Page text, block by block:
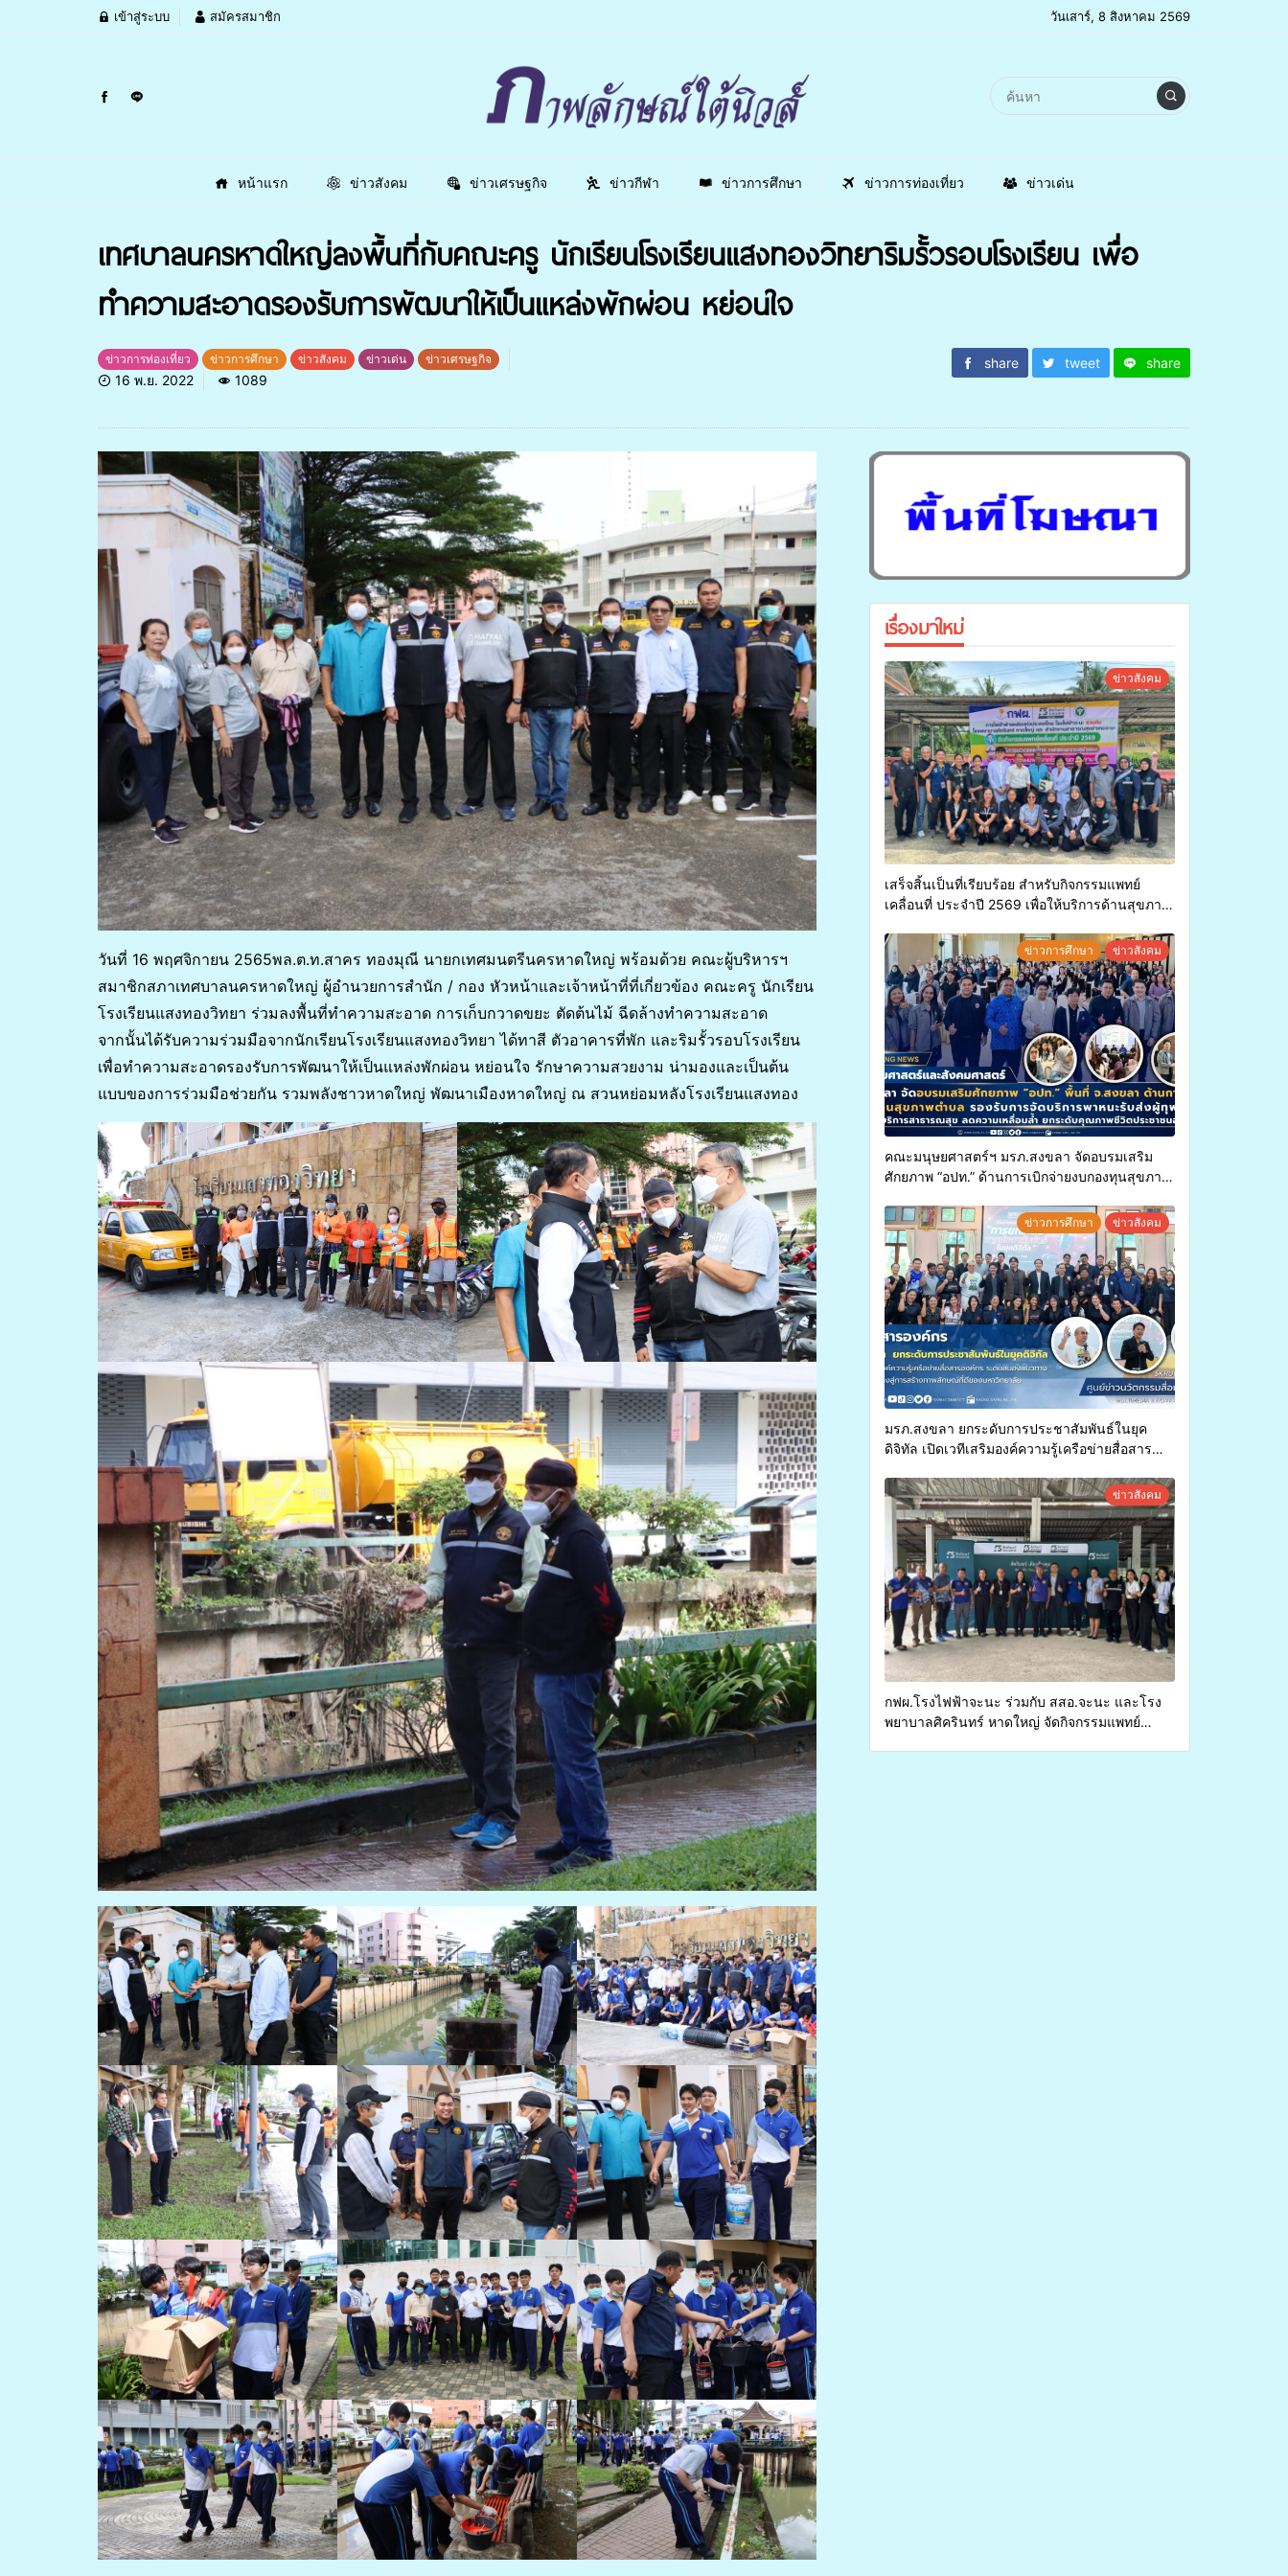
เข้าสู่ระบบ สมัครสมาชิก วันเสาร์, 8 สิงหาคม 2569
หน้าแรก ข่าวสังคม ข่าวเศรษฐกิจ ข่าวกีฬา ข่าวการศึกษา ข่าวการท่องเที่ยว ข่าวเด่น
เทศบาลนครหาดใหญ่ลงพื้นที่กับคณะครู นักเรียนโรงเรียนแสงทองวิทยาริมรั้วรอบโรงเรียน เพื่อ
ทำความสะอาดรองรับการพัฒนาให้เป็นแหล่งพักผ่อน หย่อนใจ
ข่าวการท่องเที่ยว ข่าวการศึกษา ข่าวสังคม ข่าวเด่น ข่าวเศรษฐกิจ
16 พ.ย. 2022 1089
share tweet share
วันที่ 16 พฤศจิกายน 2565พล.ต.ท.สาคร ทองมุณี นายกเทศมนตรีนครหาดใหญ่ พร้อมด้วย คณะผู้บริหารฯ
สมาชิกสภาเทศบาลนครหาดใหญ่ ผู้อำนวยการสำนัก / กอง หัวหน้าและเจ้าหน้าที่ที่เกี่ยวข้อง คณะครู นักเรียน
โรงเรียนแสงทองวิทยา ร่วมลงพื้นที่ทำความสะอาด การเก็บกวาดขยะ ตัดต้นไม้ ฉีดล้างทำความสะอาด
จากนั้นได้รับความร่วมมือจากนักเรียนโรงเรียนแสงทองวิทยา ได้ทาสี ตัวอาคารที่พัก และริมรั้วรอบโรงเรียน
เพื่อทำความสะอาดรองรับการพัฒนาให้เป็นแหล่งพักผ่อน หย่อนใจ รักษาความสวยงาม น่ามองและเป็นต้น
แบบของการร่วมมือช่วยกัน รวมพลังชาวหาดใหญ่ พัฒนาเมืองหาดใหญ่ ณ สวนหย่อมหลังโรงเรียนแสงทอง
เรื่องมาใหม่
ข่าวสังคม
เสร็จสิ้นเป็นที่เรียบร้อย สำหรับกิจกรรมแพทย์
เคลื่อนที่ ประจำปี 2569 เพื่อให้บริการด้านสุขภาพ
ข่าวการศึกษา ข่าวสังคม
คณะมนุษยศาสตร์ฯ มรภ.สงขลา จัดอบรมเสริม
ศักยภาพ “อปท.” ด้านการเบิกจ่ายงบกองทุนสุขภาพ
ทุพพลภาพเพื่อเข้ารับบริการสาธารณสุข ลดความ
เหลื่อมล้ำ ยกระดับคุณภาพชีวิตประชาชนอย่าง
ยั่งยืน
ข่าวการศึกษา ข่าวสังคม
มรภ.สงขลา ยกระดับการประชาสัมพันธ์ในยุค
ดิจิทัล เปิดเวทีเสริมองค์ความรู้เครือข่ายสื่อสาร
การสร้างภาพลักษณ์ที่ดีของมหาวิทยาลัยข่าวสังคม
กฟผ.โรงไฟฟ้าจะนะ ร่วมกับ สสอ.จะนะ และโรง
พยาบาลศิครินทร์ หาดใหญ่ จัดกิจกรรมแพทย์